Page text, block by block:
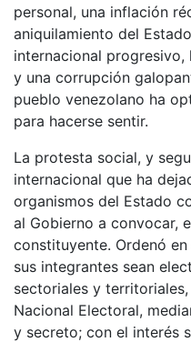
personal, una inflación
aniquilamiento del
internacional
y una corrupción
pueblo venezolano ha
para hacerse sentir.
La protesta social, y
internacional que ha
organismos del Estado
al Gobierno a convocar,
constituyente. Ordenó
sus integrantes sean
sectoriales y
Nacional Electoral,
y secreto; con el interés